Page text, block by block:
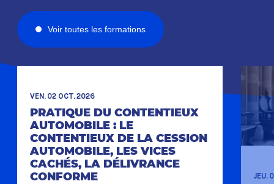
Voir toutes les formations
VEN. 02 OCT. 2026
PRATIQUE DU CONTENTIEUX
AUTOMOBILE : LE
CONTENTIEUX DE LA CESSION
AUTOMOBILE, LES VICES
CACHÉS, LA DÉLIVRANCE
CONFORME
JEU.